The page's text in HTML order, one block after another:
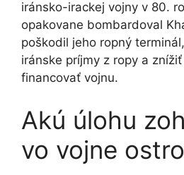
iránsko-irackej vojny v 80.
opakovane bombardoval
poškodil jeho ropný
iránske príjmy z ropy a
financovať vojnu.
Akú úlohu
vo vojne